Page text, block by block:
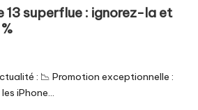
13 superflue : ignorez-la et
: 📉 Promotion exceptionnelle :
iPhone…